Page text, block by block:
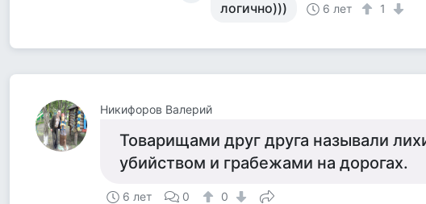
логично))) 6 лет 1
Никифоров Валерий
Товарищами друг друга называли
убийством и грабежами на дорогах.
6 лет 0 0